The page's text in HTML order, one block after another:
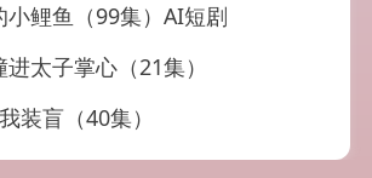
小鲤鱼（99集）AI短剧
太子掌心（21集）
装盲（40集）